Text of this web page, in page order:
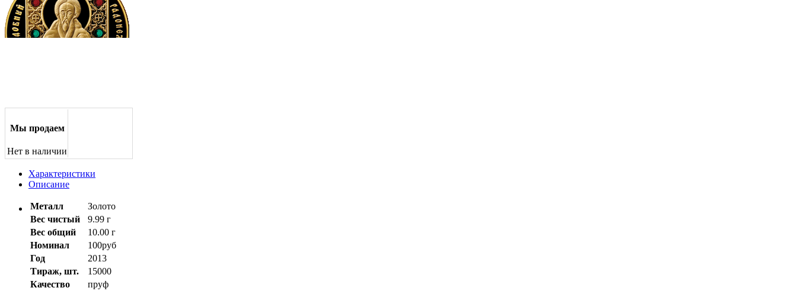
Мы продаем
Нет в наличии
Характеристики
Описание
Металл
Золото
Вес чистый
9.99 г
Вес общий
10.00 г
Номинал
100руб
Год
2013
Тираж, шт.
15000
Качество
пруф